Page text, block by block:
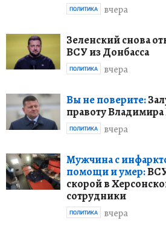
вчера
ПОЛИТИКА
Зеленский снова
ВСУ из Донбасса
вчера
ПОЛИТИКА
Вы не поверите:
правоту
вчера
ПОЛИТИКА
Мужчина с
помощи и умер:
скорой в
сотрудники
вчера
ПОЛИТИКА